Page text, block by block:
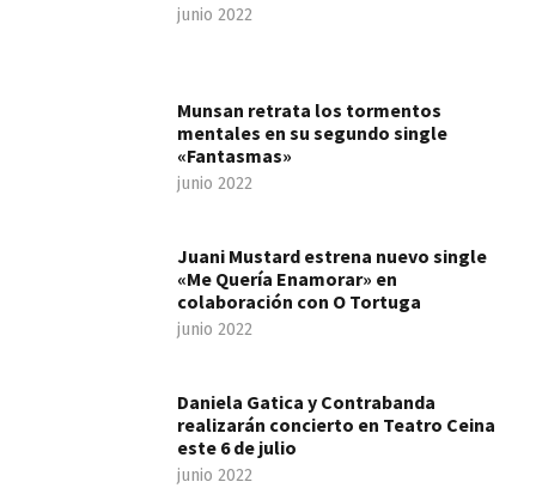
junio 2022
Munsan retrata los tormentos
mentales en su segundo single
«Fantasmas»
junio 2022
Juani Mustard estrena nuevo single
«Me Quería Enamorar» en
colaboración con O Tortuga
junio 2022
Daniela Gatica y Contrabanda
realizarán concierto en Teatro Ceina
este 6 de julio
junio 2022